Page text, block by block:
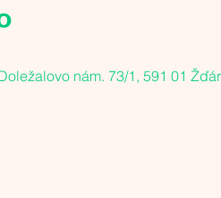
nám. 73/1, 591 01